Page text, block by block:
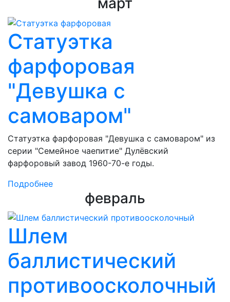
Статуэтка
фарфоровая
"Девушка с
самоваром"
Статуэтка фарфоровая "Девушка с самоваром" из
серии "Семейное чаепитие" Дулёвский
фарфоровый завод 1960-70-е годы.
Подробнее
февраль
Шлем
баллистический
противоосколочный